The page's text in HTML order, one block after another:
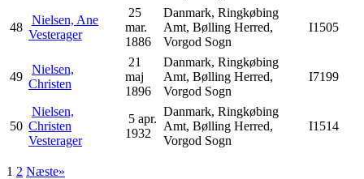
48
Nielsen, Ane
Vesterager
25
mar.
1886
Danmark, Ringkøbing
Amt, Bølling Herred,
Vorgod Sogn
I1505
49
Nielsen,
Christen
21
maj
1896
Danmark, Ringkøbing
Amt, Bølling Herred,
Vorgod Sogn
I7199
50
Nielsen,
Christen
Vesterager
5 apr.
1932
Danmark, Ringkøbing
Amt, Bølling Herred,
Vorgod Sogn
I1514
1 2 Næste»